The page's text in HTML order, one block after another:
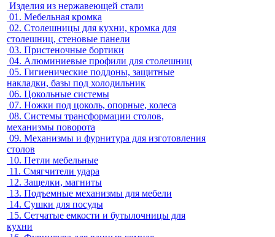
Изделия из нержавеющей стали
01. Мебельная кромка
02. Столешницы для кухни, кромка для
столешниц, стеновые панели
03. Пристеночные бортики
04. Алюминиевые профили для столешниц
05. Гигиенические поддоны, защитные
накладки, базы под холодильник
06. Цокольные системы
07. Ножки под цоколь, опорные, колеса
08. Системы трансформации столов,
механизмы поворота
09. Механизмы и фурнитура для изготовления
столов
10. Петли мебельные
11. Смягчители удара
12. Защелки, магниты
13. Подъемные механизмы для мебели
14. Сушки для посуды
15. Сетчатые емкости и бутылочницы для
кухни